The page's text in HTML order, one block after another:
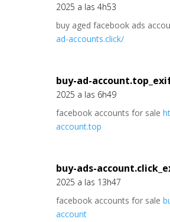
2025 a las 4h53
buy aged facebook ads
ad-accounts.click/
buy-ad-
2025 a las 6h49
facebook accounts for sale
account.top
buy-ads-
2025 a las 13h47
facebook accounts for sale
account